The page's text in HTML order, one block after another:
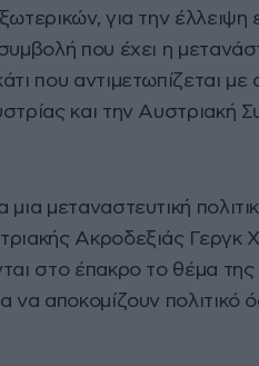
για την έλλειψη
που έχει η
που αντιμετωπίζεται
και την Αυστριακή
μεταναστευτική
Ακροδεξιάς Γεργκ
στο έπακρο το θέμα
να αποκομίζουν πολιτικό